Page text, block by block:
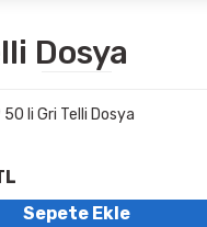
Dosya
50 li Gri Telli Dosya
Sepete Ekle